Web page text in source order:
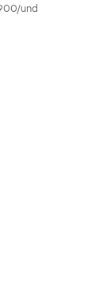
Tor +2.50
und